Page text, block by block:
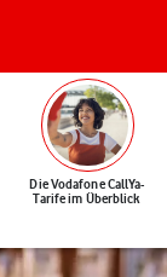
Die Vodafone CallYa-
Tarife im Überblick